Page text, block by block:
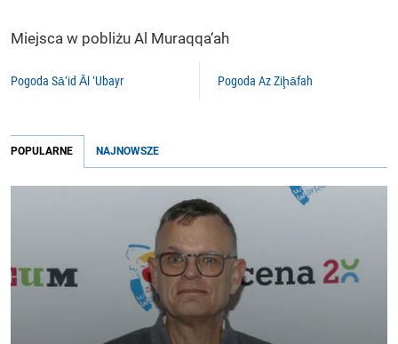
Miejsca w pobliżu Al Muraqqa‘ah
Pogoda Sā‘id Āl ‘Ubayr Pogoda Az Ziḩāfah
POPULARNE NAJNOWSZE